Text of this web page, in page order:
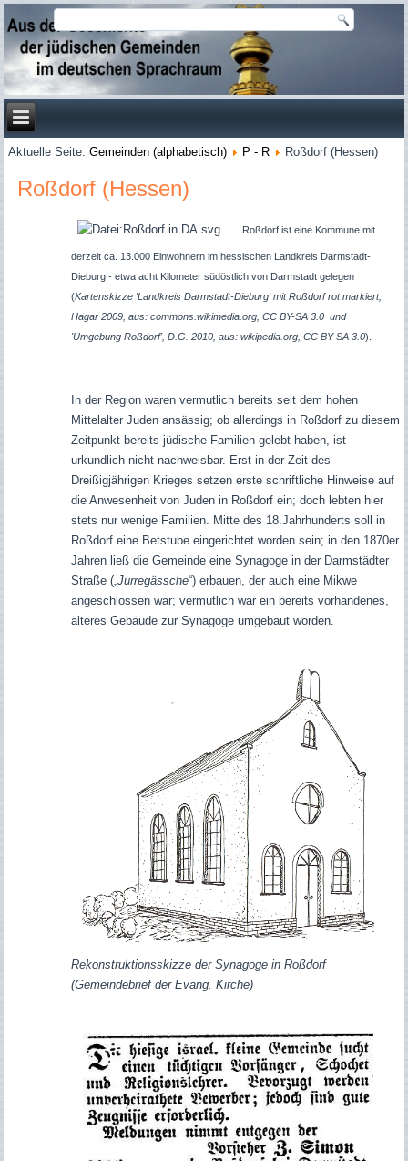
Aktuelle Seite:Gemeinden (alphabetisch) P - R Roßdorf (Hessen)
Roßdorf (Hessen)
Roßdorf ist eine Kommune mit
derzeit ca. 13.000 Einwohnern im hessischen Landkreis Darmstadt-
Dieburg - etwa acht Kilometer südöstlich von Darmstadt gelegen
(Kartenskizze 'Landkreis Darmstadt-Dieburg' mit Roßdorf rot markiert,
Hagar 2009, aus: commons.wikimedia.org, CC BY-SA 3.0 und
'Umgebung Roßdorf', D.G. 2010, aus: wikipedia.org, CC BY-SA 3.0).
In der Region waren vermutlich bereits seit dem hohen
Mittelalter Juden ansässig; ob allerdings in Roßdorf zu diesem
Zeitpunkt bereits jüdische Familien gelebt haben, ist
urkundlich nicht nachweisbar. Erst in der Zeit des
Dreißigjährigen Krieges setzen erste schriftliche Hinweise auf
die Anwesenheit von Juden in Roßdorf ein; doch lebten hier
stets nur wenige Familien. Mitte des 18.Jahrhunderts soll in
Roßdorf eine Betstube eingerichtet worden sein; in den 1870er
Jahren ließ die Gemeinde eine Synagoge in der Darmstädter
Straße („ Jurregässche“) erbauen, der auch eine Mikwe
angeschlossen war; vermutlich war ein bereits vorhandenes,
älteres Gebäude zur Synagoge umgebaut worden.
Rekonstruktionsskizze der Synagoge in Roßdorf
(Gemeindebrief der Evang. Kirche)